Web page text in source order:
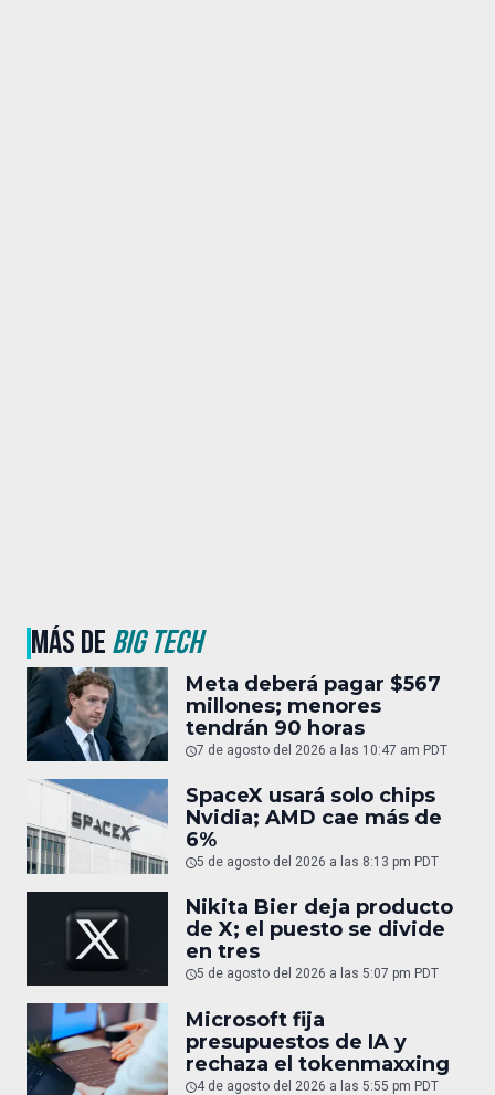
MÁS DEBIG TECH
Meta deberá pagar $567
millones; menores
tendrán 90 horas
7 de agosto del 2026 a las 10:47 am PDT
SpaceX usará solo chips
Nvidia; AMD cae más de
6%
5 de agosto del 2026 a las 8:13 pm PDT
Nikita Bier deja producto
de X; el puesto se divide
en tres
5 de agosto del 2026 a las 5:07 pm PDT
Microsoft fija
presupuestos de IA y
rechaza el tokenmaxxing
4 de agosto del 2026 a las 5:55 pm PDT